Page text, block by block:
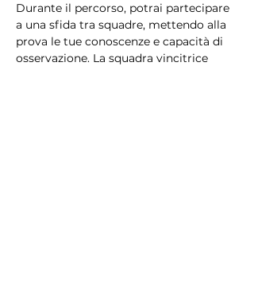
Durante il percorso, potrai partecipare
a una sfida tra squadre, mettendo alla
prova le tue conoscenze e capacità di
osservazione. La squadra vincitrice